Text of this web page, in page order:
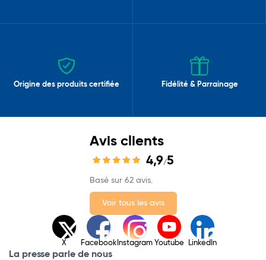
Origine des produits certifiée Fidélité & Parrainage
Avis clients
4,9/5
Basé sur 62 avis.
Voir tous les avis
X Facebook Instagram Youtube LinkedIn
La presse parle de nous